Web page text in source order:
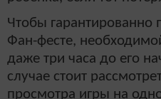
Чтобы гарантированно
Фан-фесте,
даже три часа до его
случае стоит
просмотра игры на